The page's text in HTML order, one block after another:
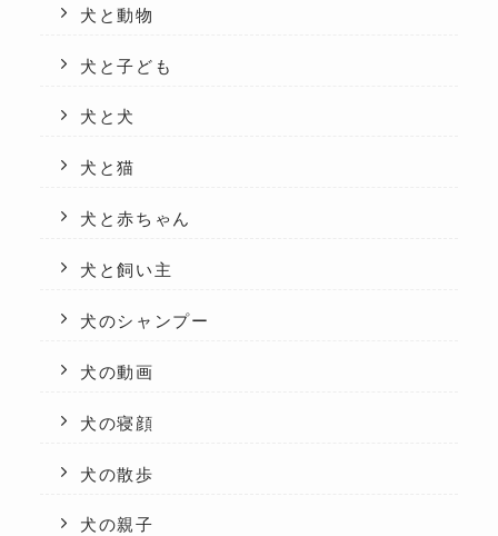
犬と動物
犬と子ども
犬と犬
犬と猫
犬と赤ちゃん
犬と飼い主
犬のシャンプー
犬の動画
犬の寝顔
犬の散歩
犬の親子